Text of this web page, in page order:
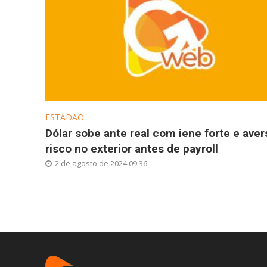
ESTADÃO
Dólar sobe ante real com iene forte e
risco no exterior antes de payroll
2 de agosto de 2024 09:36